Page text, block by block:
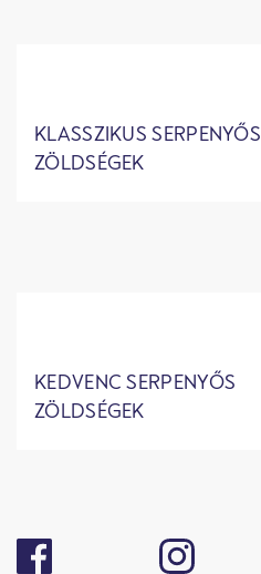
KLASSZIKUS SERPENYŐS
ZÖLDSÉGEK
KEDVENC SERPENYŐS
ZÖLDSÉGEK